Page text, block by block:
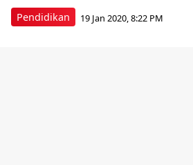
Pendidikan 19 Jan 2020, 8:22 PM